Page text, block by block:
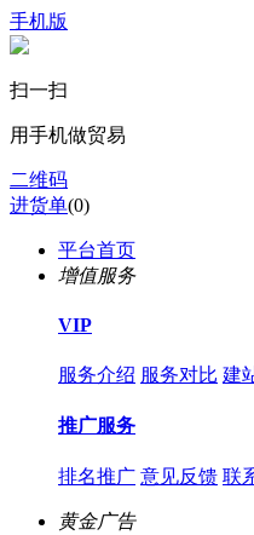
手机版
扫一扫
用手机做贸易
二维码
进货单(0)
平台首页
增值服务
VIP
服务介绍 服务对比 建
推广服务
排名推广 意见反馈 联
黄金广告